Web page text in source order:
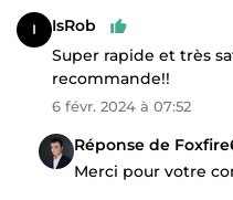
IsRob
Super rapide et très
recommande!!
6 févr. 2024 à 07:52
Réponse de
Merci pour votre